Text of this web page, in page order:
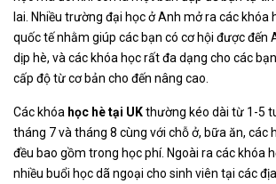
lai. Nhiều trường đại học ở Anh mở ra các khóa
quốc tế nhằm giúp các bạn có cơ hội được đến
dịp hè, và các khóa học rất đa dạng cho các
cấp độ từ cơ bản cho đến nâng cao.
Các khóa học hè tại UKthường kéo dài từ 1-5
tháng 7 và tháng 8 cùng với chỗ ở, bữa ăn, các
đều bao gồm trong học phí. Ngoài ra các khóa
nhiều buổi học dã ngoại cho sinh viên tại các